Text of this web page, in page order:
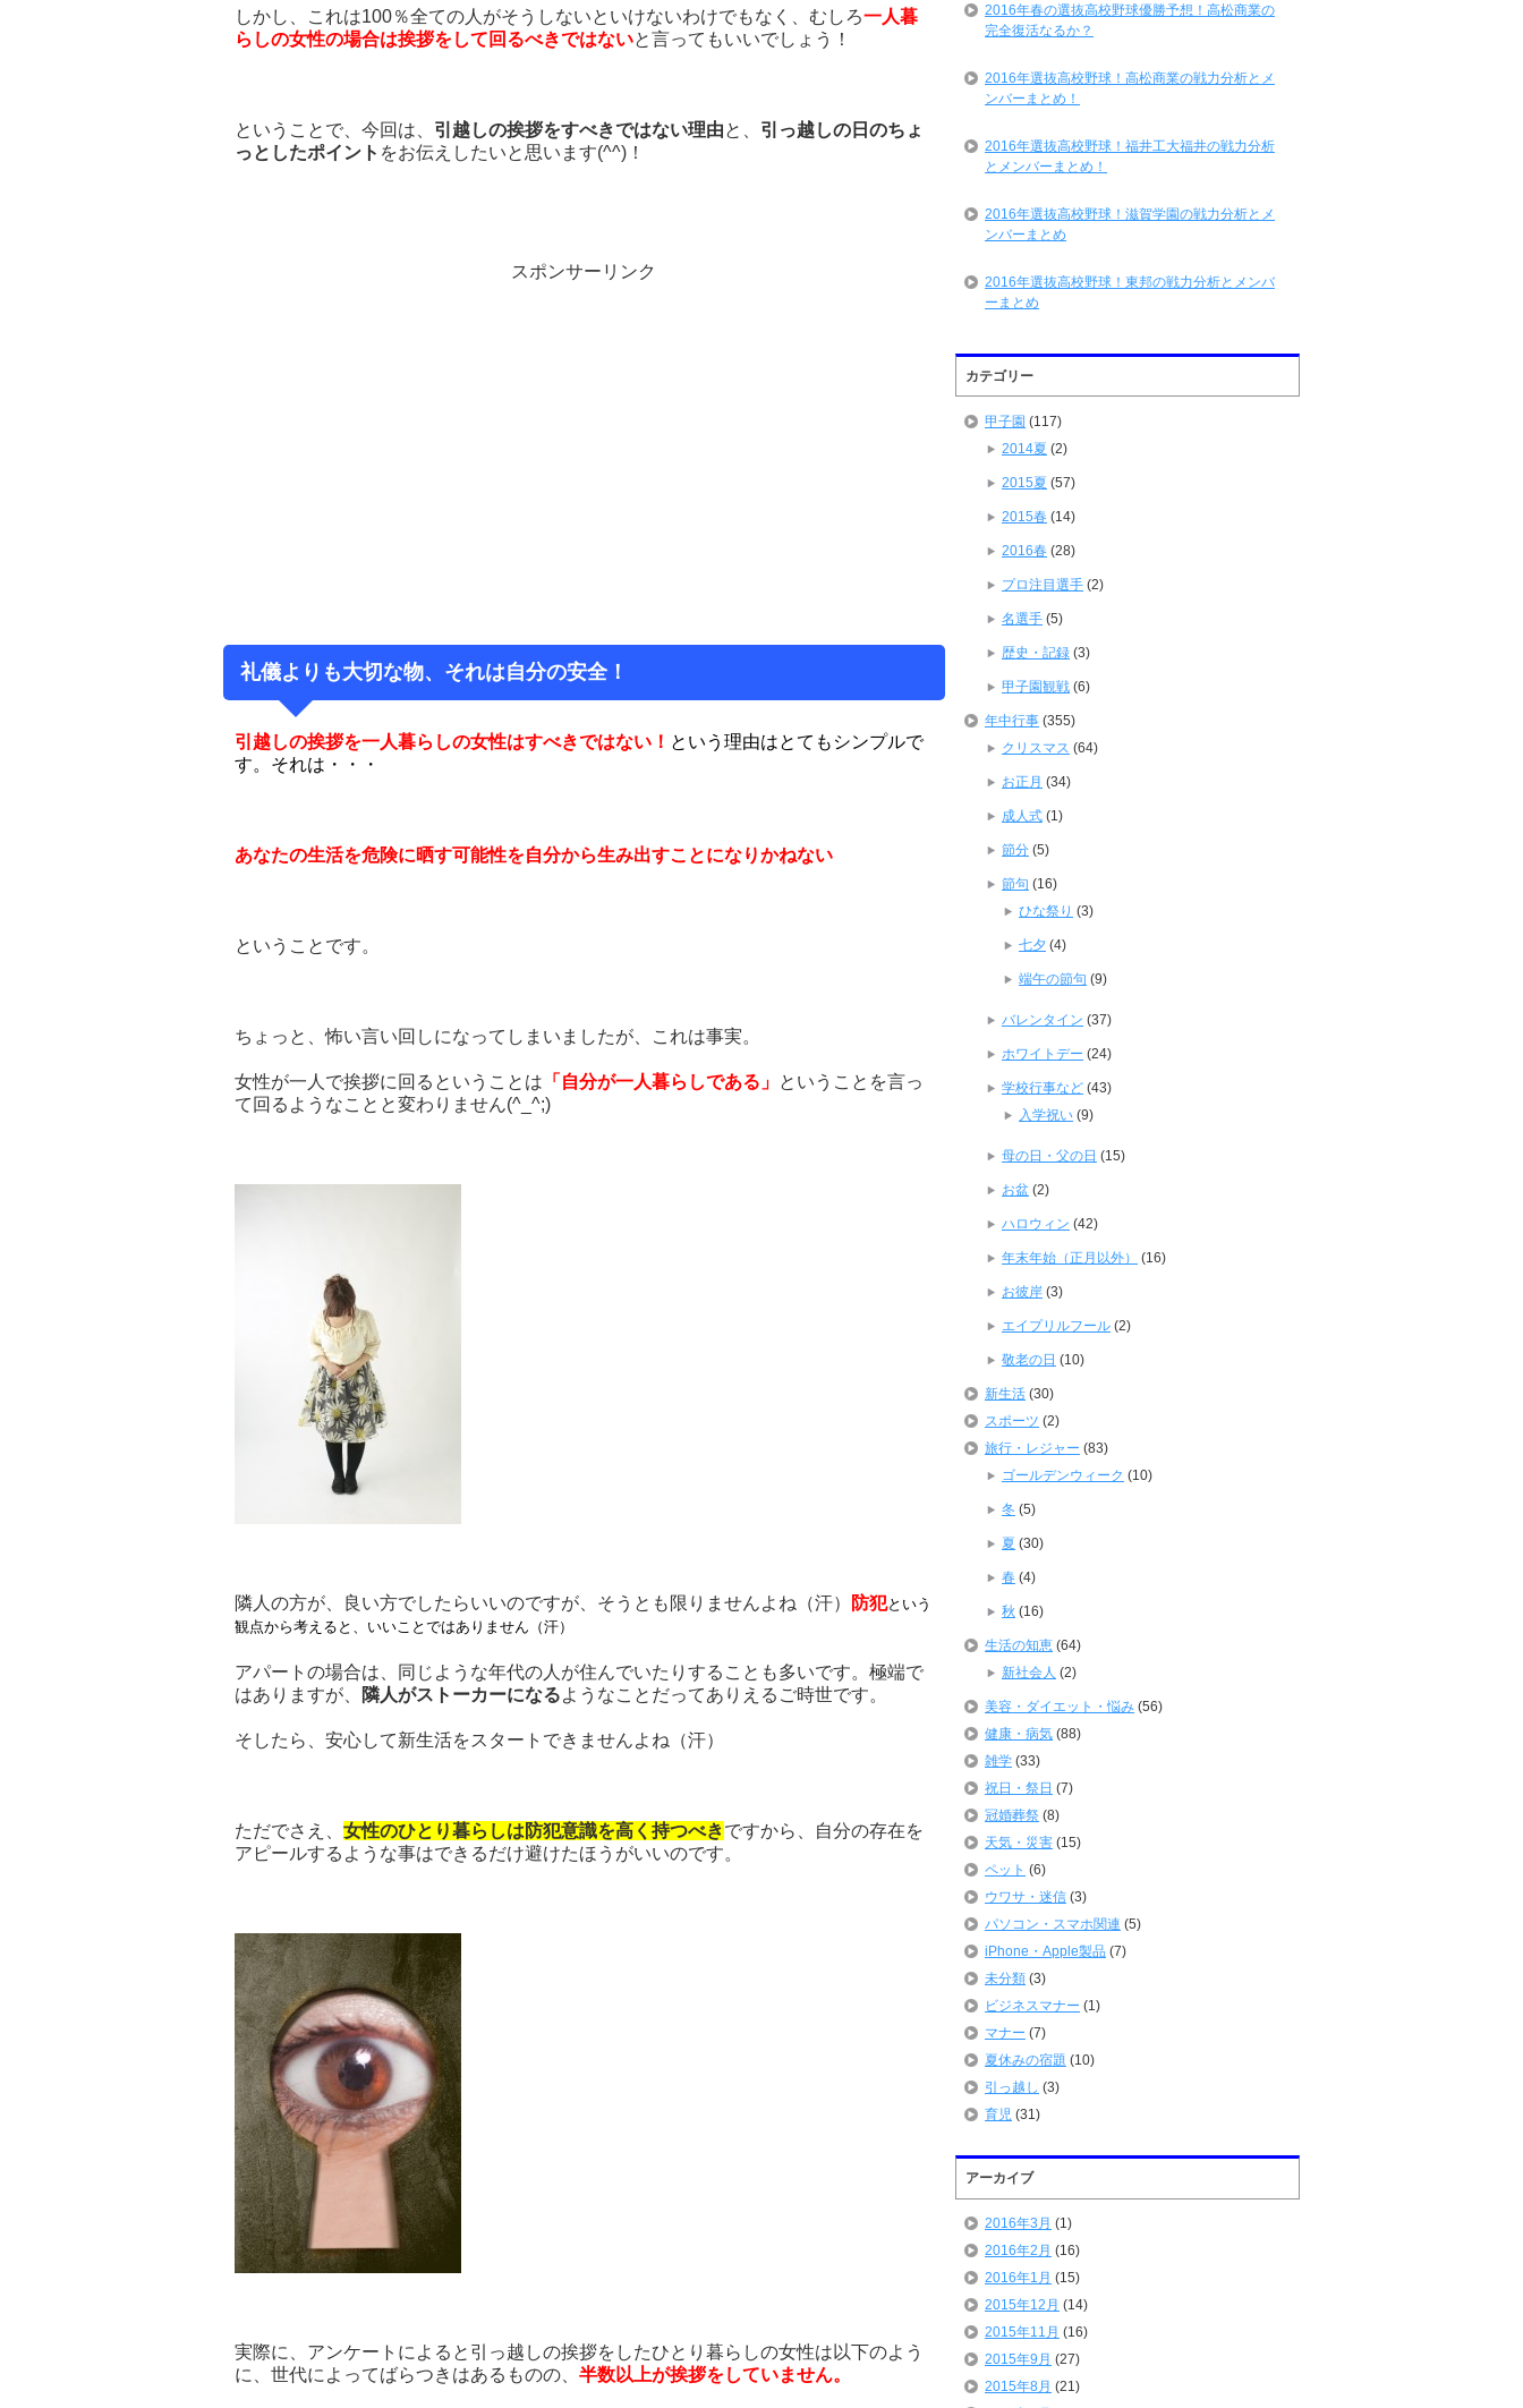
しかし、これは100％全ての人がそうしないといけないわけでもなく、むしろ一人暮
らしの女性の場合は挨拶をして回るべきではないと言ってもいいでしょう！
ということで、今回は、 引越しの挨拶をすべきではない理由と、 引っ越しの日のちょ
っとしたポイント をお伝えしたいと思います(^^)！
スポンサーリンク
礼儀よりも大切な物、それは自分の安全！
引越しの挨拶を一人暮らしの女性はすべきではない！ という理由はとてもシンプルで
す。それは・・・
あなたの生活を危険に晒す可能性を自分から生み出すことになりかねない
ということです。
ちょっと、怖い言い回しになってしまいましたが、これは事実。
女性が一人で挨拶に回るということは 「自分が一人暮らしである」 ということを言っ
て回るようなことと変わりません(^_^;)
隣人の方が、良い方でしたらいいのですが、そうとも限りませんよね（汗） 防犯という
観点から考えると、いいことではありません（汗）
アパートの場合は、同じような年代の人が住んでいたりすることも多いです。極端で
はありますが、
隣人がストーカーになるようなことだってありえるご時世です。
そしたら、安心して新生活をスタートできませんよね（汗）
ただでさえ、 女性のひとり暮らしは防犯意識を高く持つべきですから、自分の存在を
アピールするような事はできるだけ避けたほうがいいのです。
実際に、アンケートによると引っ越しの挨拶をしたひとり暮らしの女性は以下のよう
に、世代によってばらつきはあるものの、 半数以上が挨拶をしていません。
2016年春の選抜高校野球優勝予想！高松商業の
完全復活なるか？
2016年選抜高校野球！高松商業の戦力分析とメ
ンバーまとめ！
2016年選抜高校野球！福井工大福井の戦力分析
とメンバーまとめ！
2016年選抜高校野球！滋賀学園の戦力分析とメ
ンバーまとめ
2016年選抜高校野球！東邦の戦力分析とメンバ
ーまとめ
カテゴリー
甲子園 (117)
2014夏 (2)
2015夏 (57)
2015春 (14)
2016春 (28)
プロ注目選手 (2)
名選手 (5)
歴史・記録 (3)
甲子園観戦 (6)
年中行事 (355)
クリスマス (64)
お正月 (34)
成人式 (1)
節分 (5)
節句 (16)
ひな祭り (3)
七夕 (4)
端午の節句 (9)
バレンタイン (37)
ホワイトデー (24)
学校行事など (43)
入学祝い (9)
母の日・父の日 (15)
お盆 (2)
ハロウィン (42)
年末年始（正月以外） (16)
お彼岸 (3)
エイプリルフール (2)
敬老の日 (10)
新生活 (30)
スポーツ (2)
旅行・レジャー (83)
ゴールデンウィーク (10)
冬 (5)
夏 (30)
春 (4)
秋 (16)
生活の知恵 (64)
新社会人 (2)
美容・ダイエット・悩み (56)
健康・病気 (88)
雑学 (33)
祝日・祭日 (7)
冠婚葬祭 (8)
天気・災害 (15)
ペット (6)
ウワサ・迷信 (3)
パソコン・スマホ関連 (5)
iPhone・Apple製品 (7)
未分類 (3)
ビジネスマナー (1)
マナー (7)
夏休みの宿題 (10)
引っ越し (3)
育児 (31)
アーカイブ
2016年3月 (1)
2016年2月 (16)
2016年1月 (15)
2015年12月 (14)
2015年11月 (16)
2015年9月 (27)
2015年8月 (21)